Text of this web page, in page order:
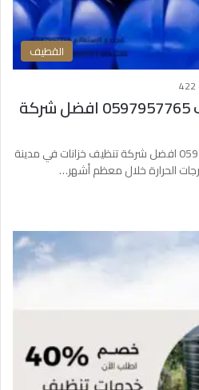
القطيف
422
تنظيف خزانات بالقطيف 0597957765 افضل شركة
تنظيف خزانات بالقطيف 0597957765 افضل شركة تنظيف خزانات في مدينة
الحرارة خلال معظم أشهر…